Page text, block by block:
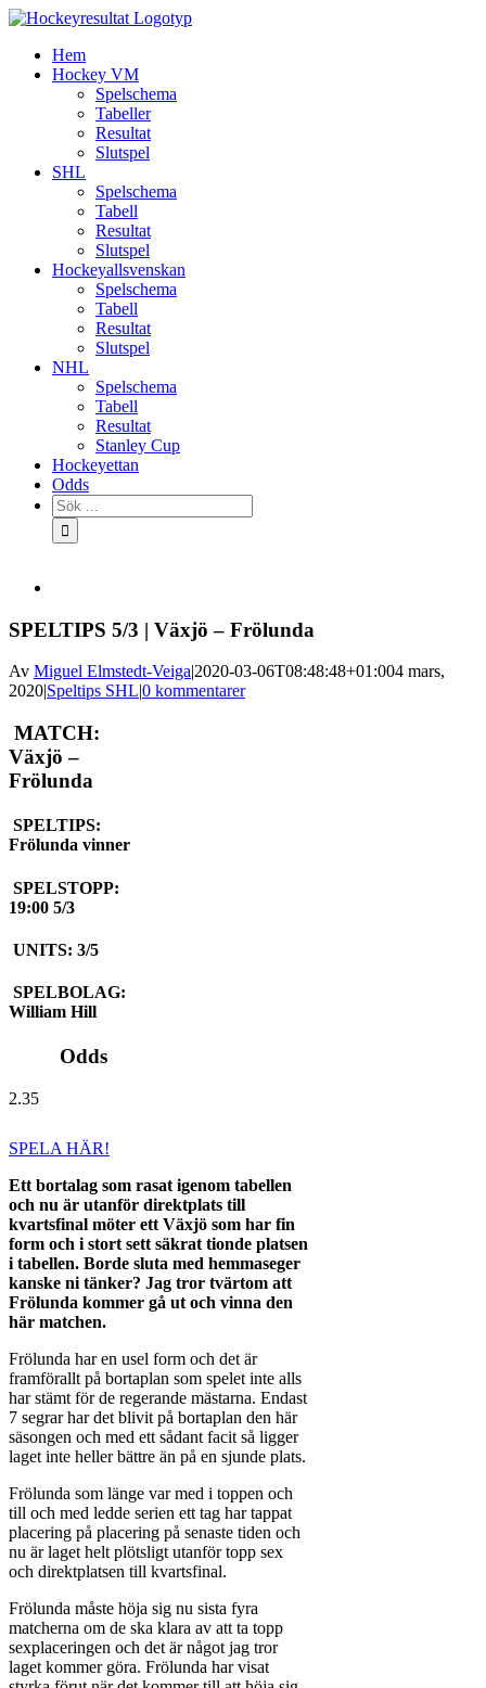
Fortsätt
innehållet
Hem
Hockey VM
Spelschema
Tabeller
Resultat
Slutspel
SHL
Spelschema
Tabell
Resultat
Slutspel
Hockeyallsvenskan
Spelschema
Tabell
Resultat
Slutspel
NHL
Spelschema
Tabell
Resultat
Stanley Cup
Hockeyettan
Odds
Sök
efter:
SPELTIPS 5/3 | Växjö – Frölunda
Av Miguel Elmstedt-Veiga|2020-03-06T08:48:48+01:004 mars,
2020|Speltips SHL|0 kommentarer
MATCH:
Växjö –
Frölunda
SPELTIPS:
Frölunda vinner
SPELSTOPP:
19:00 5/3
UNITS: 3/5
SPELBOLAG:
William Hill
Odds
2.35
SPELA HÄR!
Ett bortalag som rasat igenom tabellen
och nu är utanför direktplats till
kvartsfinal möter ett Växjö som har fin
form och i stort sett säkrat tionde platsen
i tabellen. Borde sluta med hemmaseger
kanske ni tänker? Jag tror tvärtom att
Frölunda kommer gå ut och vinna den
här matchen.
Frölunda har en usel form och det är
framförallt på bortaplan som spelet inte alls
har stämt för de regerande mästarna. Endast
7 segrar har det blivit på bortaplan den här
säsongen och med ett sådant facit så ligger
laget inte heller bättre än på en sjunde plats.
Frölunda som länge var med i toppen och
till och med ledde serien ett tag har tappat
placering på placering på senaste tiden och
nu är laget helt plötsligt utanför topp sex
och direktplatsen till kvartsfinal.
Frölunda måste höja sig nu sista fyra
matcherna om de ska klara av att ta topp
sexplaceringen och det är något jag tror
laget kommer göra. Frölunda har visat